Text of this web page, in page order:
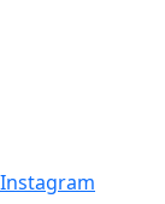
Instagram